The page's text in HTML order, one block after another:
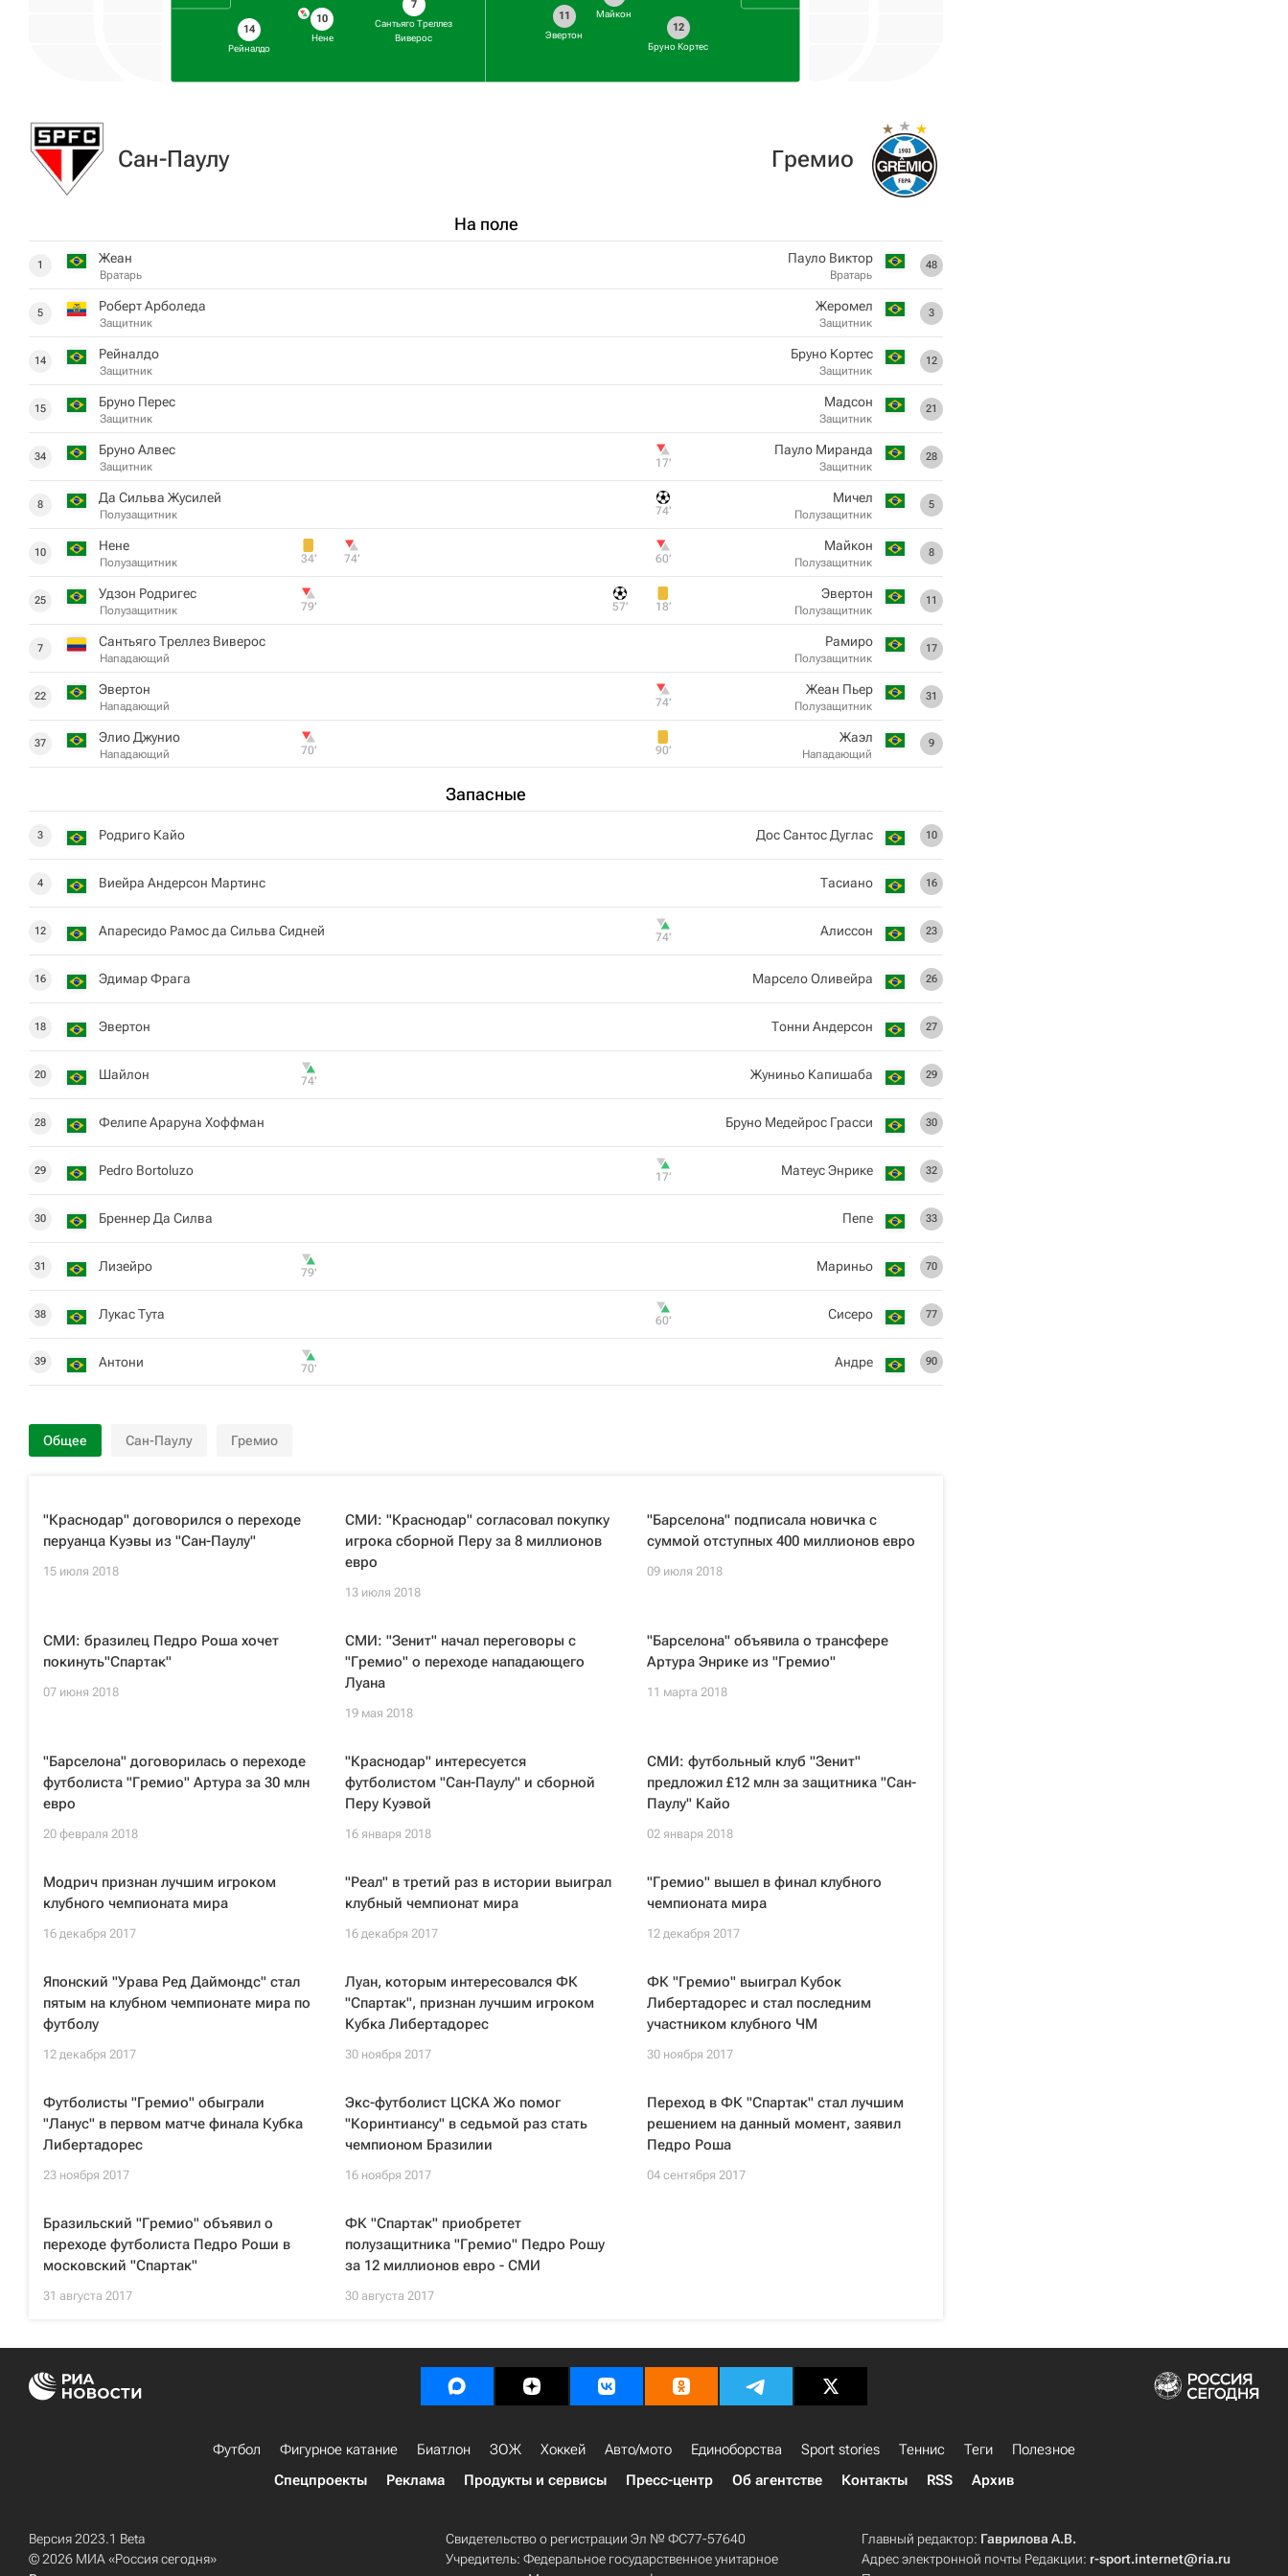
14
Рейналдо
10
Нене
7
Сантьяго Треллез
Виверос
12
Бруно Кортес
Майкон
11
Эвертон
Сан-Паулу
На поле
1 Жеан
Вратарь
5 Роберт Арболеда
Защитник
14 Рейналдо
Защитник
15 Бруно Перес
Защитник
34 Бруно Алвес
Защитник
8 Да Сильва Жусилей
Полузащитник
10 Нене
Полузащитник 34‎’‎ 74‎’‎
25 Удзон Родригес
Полузащитник 79‎’‎
7 Сантьяго Треллез Виверос
Нападающий
22 Эвертон
Нападающий
37 Элио Джунио
Нападающий 70‎’‎
Запасные
3 Родриго Кайо
4 Виейра Андерсон Мартинс
12 Апаресидо Рамос да Сильва Сидней
16 Эдимар Фрага
18 Эвертон
20 Шайлон 74‎’‎
28 Фелипе Араруна Хоффман
29 Pedro Bortoluzo
30 Бреннер Да Силва
31 Лизейро 79‎’‎
38 Лукас Тута
39 Антони 70‎’‎
Гремио
48
Пауло Виктор
Вратарь
3
Жеромел
Защитник
12
Бруно Кортес
Защитник
21
Мадсон
Защитник
28
Пауло Миранда
Защитник
17‎’‎
5
Мичел
Полузащитник
74‎’‎
8
Майкон
Полузащитник
60‎’‎
11
Эвертон
Полузащитник
18‎’‎
57‎’‎
17
Рамиро
Полузащитник
31
Жеан Пьер
Полузащитник
74‎’‎
9
Жаэл
Нападающий
90‎’‎
10
Дос Сантос Дуглас
16
Тасиано
23
Алиссон
74‎’‎
26
Марсело Оливейра
27
Тонни Андерсон
29
Жуниньо Капишаба
30
Бруно Медейрос Грасси
32
Матеус Энрике
17‎’‎
33
Пепе
70
Мариньо
77
Сисеро
60‎’‎
90
Андре
Общее Сан-Паулу Гремио
"Краснодар" договорился о переходе
перуанца Куэвы из "Сан-Паулу"
15 июля 2018
СМИ: "Краснодар" согласовал покупку
игрока сборной Перу за 8 миллионов
евро
13 июля 2018
"Барселона" подписала новичка с
суммой отступных 400 миллионов евро
09 июля 2018
СМИ: бразилец Педро Роша хочет
покинуть"Спартак"
07 июня 2018
СМИ: "Зенит" начал переговоры с
"Гремио" о переходе нападающего
Луана
19 мая 2018
"Барселона" объявила о трансфере
Артура Энрике из "Гремио"
11 марта 2018
"Барселона" договорилась о переходе
футболиста "Гремио" Артура за 30 млн
евро
20 февраля 2018
"Краснодар" интересуется
футболистом "Сан-Паулу" и сборной
Перу Куэвой
16 января 2018
СМИ: футбольный клуб "Зенит"
предложил £12 млн за защитника "Сан-
Паулу" Кайо
02 января 2018
Модрич признан лучшим игроком
клубного чемпионата мира
16 декабря 2017
"Реал" в третий раз в истории выиграл
клубный чемпионат мира
16 декабря 2017
"Гремио" вышел в финал клубного
чемпионата мира
12 декабря 2017
Японский "Урава Ред Даймондс" стал
пятым на клубном чемпионате мира по
футболу
12 декабря 2017
Луан, которым интересовался ФК
"Спартак", признан лучшим игроком
Кубка Либертадорес
30 ноября 2017
ФК "Гремио" выиграл Кубок
Либертадорес и стал последним
участником клубного ЧМ
30 ноября 2017
Футболисты "Гремио" обыграли
"Ланус" в первом матче финала Кубка
Либертадорес
23 ноября 2017
Экс-футболист ЦСКА Жо помог
"Коринтиансу" в седьмой раз стать
чемпионом Бразилии
16 ноября 2017
Переход в ФК "Спартак" стал лучшим
решением на данный момент, заявил
Педро Роша
04 сентября 2017
Бразильский "Гремио" объявил о
переходе футболиста Педро Роши в
московский "Спартак"
31 августа 2017
ФК "Спартак" приобретет
полузащитника "Гремио" Педро Рошу
за 12 миллионов евро - СМИ
30 августа 2017
Футбол Фигурное катание Биатлон ЗОЖ Хоккей Авто/мото Единоборства Sport stories Теннис Теги
Полезное
Спецпроекты
Реклама Продукты и сервисы Пресс-центр Об агентстве Контакты RSS Архив
Версия 2023.1 Beta
© 2026 МИА «Россия сегодня»
Свидетельство о регистрации Эл № ФС77-57640
Учредитель: Федеральное государственное унитарное
Главный редактор: Гаврилова А.В.
Адрес электронной почты Редакции: r-sport.internet@ria.ru